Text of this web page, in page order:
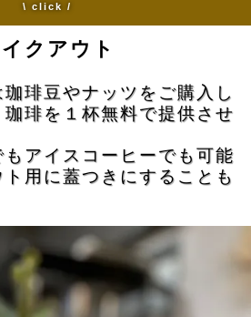
\ click /
クアウト
琲豆やナッツをご購入し
琲を１杯無料で提供させ
アイスコーヒーでも可能
用に蓋つきにすることも